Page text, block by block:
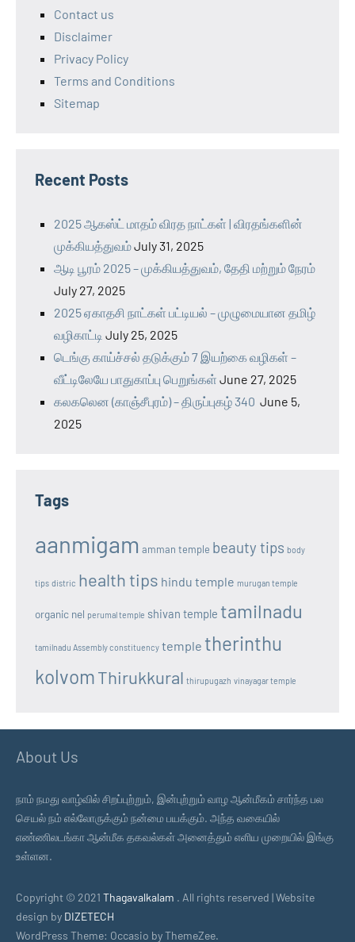
Contact us
Disclaimer
Privacy Policy
Terms and Conditions
Sitemap
Recent Posts
2025 ஆகஸ்ட் மாதம் விரத நாட்கள் | விரதங்களின்
முக்கியத்துவம்July 31, 2025
ஆடி பூரம் 2025 – முக்கியத்துவம், தேதி மற்றும் நேரம்
July 27, 2025
2025 ஏகாதசி நாட்கள் பட்டியல் – முழுமையான தமிழ்
வழிகாட்டி July 25, 2025
டெங்கு காய்ச்சல் தடுக்கும் 7 இயற்கை வழிகள் –
வீட்டிலேயே பாதுகாப்பு பெறுங்கள் June 27, 2025
கலகலென (காஞ்சீபுரம்) – திருப்புகழ் 340 June 5,
2025
Tags
aanmigam amman temple beauty tips body
tips distric health tips hindu temple murugan temple
organic nel perumal temple shivan temple tamilnadu
tamilnadu Assembly constituency temple therinthu
kolvomThirukkural thirupugazh vinayagar temple
About Us
நாம் நமது வாழ்வில் சிறப்புற்றும், இன்புற்றும் வாழ ஆன்மீகம் சார்ந்த பல
செயல் நம் எல்லோருக்கும் நன்மை பயக்கும். அந்த வகையில்
எண்ணிலடங்கா ஆன்மீக தகவல்கள் அனைத்தும் எளிய முறையில் இங்கு
உள்ளன.
Copyright © 2021 Thagavalkalam . All rights reserved | Website
design by DIZETECH
WordPress Theme: Occasio by ThemeZee.